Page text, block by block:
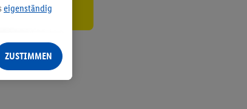
eigenständig
Ihr
Ihre
von
ZUSTIMMEN